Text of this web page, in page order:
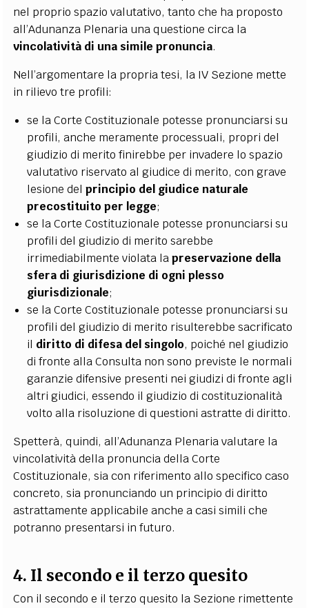
nel proprio spazio valutativo, tanto che ha proposto
all’Adunanza Plenaria una questione circa la
vincolatività di una simile pronuncia.
Nell’argomentare la propria tesi, la IV Sezione mette
in rilievo tre profili:
se la Corte Costituzionale potesse pronunciarsi su
profili, anche meramente processuali, propri del
giudizio di merito finirebbe per invadere lo spazio
valutativo riservato al giudice di merito, con grave
lesione delprincipio del giudice naturale
precostituito per legge;
se la Corte Costituzionale potesse pronunciarsi su
profili del giudizio di merito sarebbe
irrimediabilmente violata lapreservazione della
sfera di giurisdizione di ogni plesso
giurisdizionale;
se la Corte Costituzionale potesse pronunciarsi su
profili del giudizio di merito risulterebbe sacrificato
il diritto di difesa del singolo, poiché nel giudizio
di fronte alla Consulta non sono previste le normali
garanzie difensive presenti nei giudizi di fronte agli
altri giudici, essendo il giudizio di costituzionalità
volto alla risoluzione di questioni astratte di diritto.
Spetterà, quindi, all’Adunanza Plenaria valutare la
vincolatività della pronuncia della Corte
Costituzionale, sia con riferimento allo specifico caso
concreto, sia pronunciando un principio di diritto
astrattamente applicabile anche a casi simili che
potranno presentarsi in futuro.
4. Il secondo e il terzo quesito
Con il secondo e il terzo quesito la Sezione rimettente